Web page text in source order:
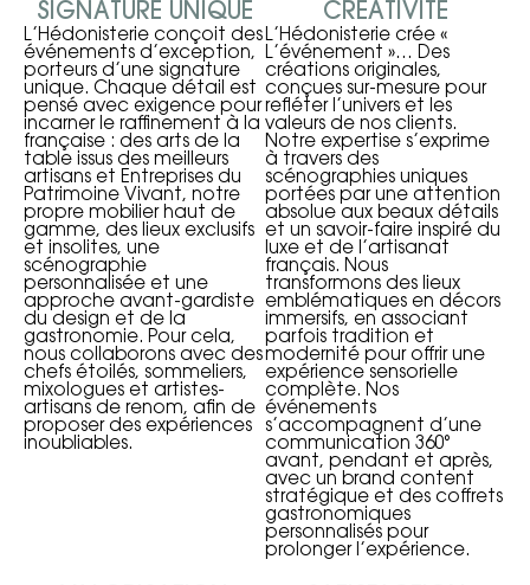
SIGNATURE UNIQUE
L’Hédonisterie conçoit des
événements d’exception,
porteurs d’une signature
unique. Chaque détail est
pensé avec exigence pour
incarner le raffinement à la
française : des arts de la
table issus des meilleurs
artisans et Entreprises du
Patrimoine Vivant, notre
propre mobilier haut de
gamme, des lieux exclusifs
et insolites, une
scénographie
personnalisée et une
approche avant-gardiste
du design et de la
gastronomie. Pour cela,
nous collaborons avec des
chefs étoilés, sommeliers,
mixologues et artistes-
artisans de renom, afin de
proposer des expériences
inoubliables.
CRÉATIVITÉ
L’Hédonisterie crée «
L’événement »… Des
créations originales,
conçues sur-mesure pour
refléter l’univers et les
valeurs de nos clients.
Notre expertise s’exprime
à travers des
scénographies uniques
portées par une attention
absolue aux beaux détails
et un savoir-faire inspiré du
luxe et de l’artisanat
français. Nous
transformons des lieux
emblématiques en décors
immersifs, en associant
parfois tradition et
modernité pour offrir une
expérience sensorielle
complète. Nos
événements
s’accompagnent d’une
communication 360°
avant, pendant et après,
avec un brand content
stratégique et des coffrets
gastronomiques
personnalisés pour
prolonger l’expérience.